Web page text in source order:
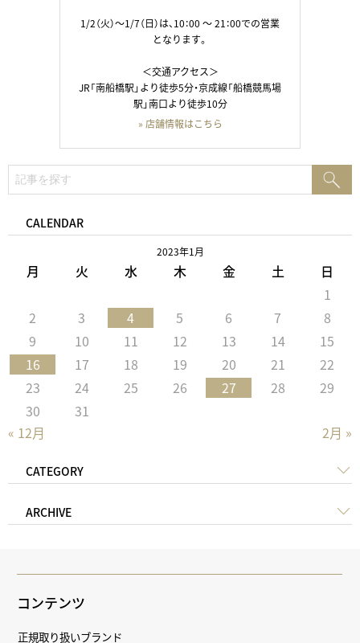
1/2（火）～1/7（日）は、10：00 ～ 21：00での営業
となります。
＜交通アクセス＞
JR「南船橋駅」より徒歩5分・京成線「船橋競馬場
駅」南口より徒歩10分
» 店舗情報はこちら
索:
CALENDAR
2023年1月
月 火 水 木 金 土 日
« 12月 2月 »
1
2
3 4 5 6 7
8
9
10 11 12 13 14
15
16
17 18 19 20 21
22
23
24 25 26 27 28
29
30
31
CATEGORY
ARCHIVE
コンテンツ
正規取り扱いブランド